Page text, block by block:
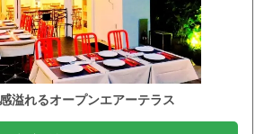
溢れるオープンエアーテラス